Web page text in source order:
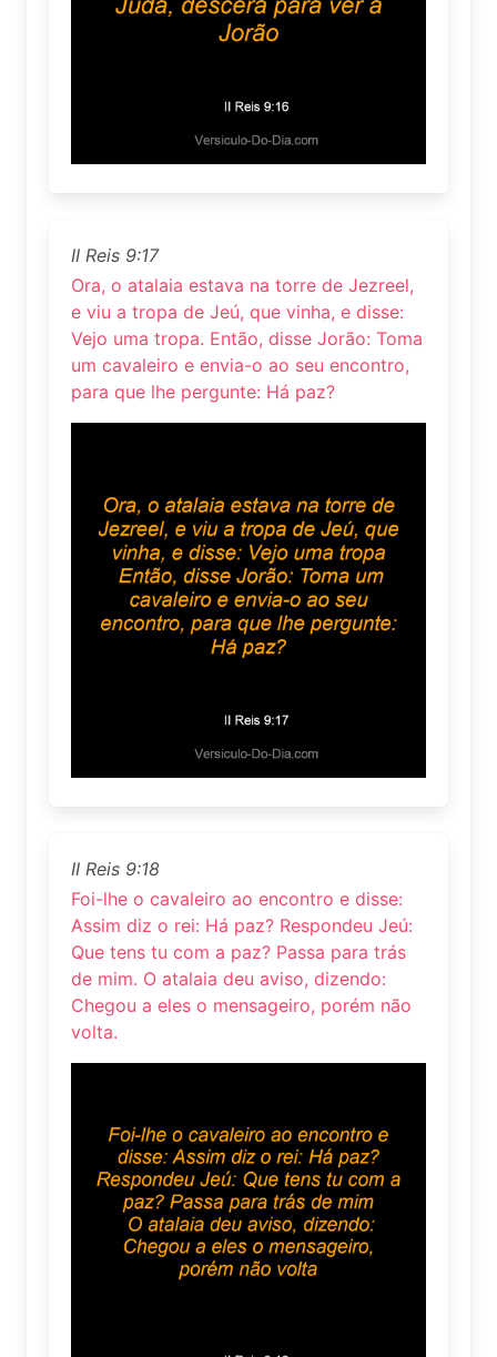
II Reis 9:17
Ora, o atalaia estava na torre de Jezreel,
e viu a tropa de Jeú, que vinha, e disse:
Vejo uma tropa. Então, disse Jorão: Toma
um cavaleiro e envia-o ao seu encontro,
para que lhe pergunte: Há paz?
II Reis 9:18
Foi-lhe o cavaleiro ao encontro e disse:
Assim diz o rei: Há paz? Respondeu Jeú:
Que tens tu com a paz? Passa para trás
de mim. O atalaia deu aviso, dizendo:
Chegou a eles o mensageiro, porém não
volta.